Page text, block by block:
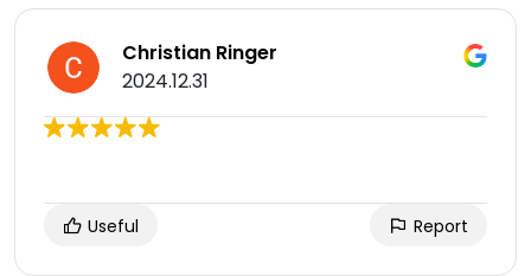
Christian Ringer
2024.12.31
Useful Report